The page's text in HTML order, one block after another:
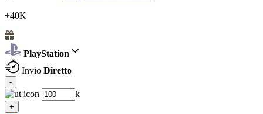
+40K
PlayStation
Invio Diretto
-
k
+